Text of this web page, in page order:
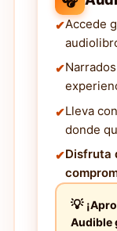
Accede
Lleva
donde
Disfruta
Audible